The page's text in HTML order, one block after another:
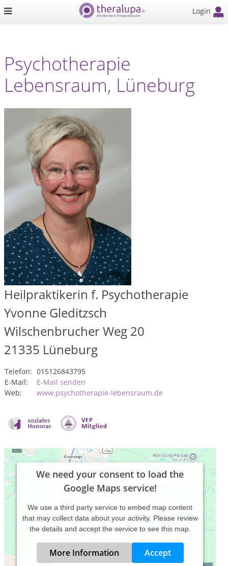
Login
Psychotherapie
Lebensraum, Lüneburg
Heilpraktikerin f. Psychotherapie
Yvonne Gleditzsch
Wilschenbrucher Weg 20
21335 Lüneburg
Telefon: 015126843795
E-Mail:
E-Mail senden
Web:
www.psychotherapie-lebensraum.de
We need your consent to load the
Google Maps service!
We use a third party service to embed map content
that may collect data about your activity. Please review
the details and accept the service to see this map.
More Information Accept